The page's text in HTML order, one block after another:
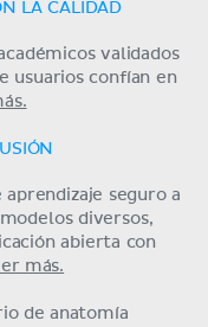
LA CALIDAD
validados
usuarios confían en
seguro a
diversos,
abierta con
más.
de anatomía